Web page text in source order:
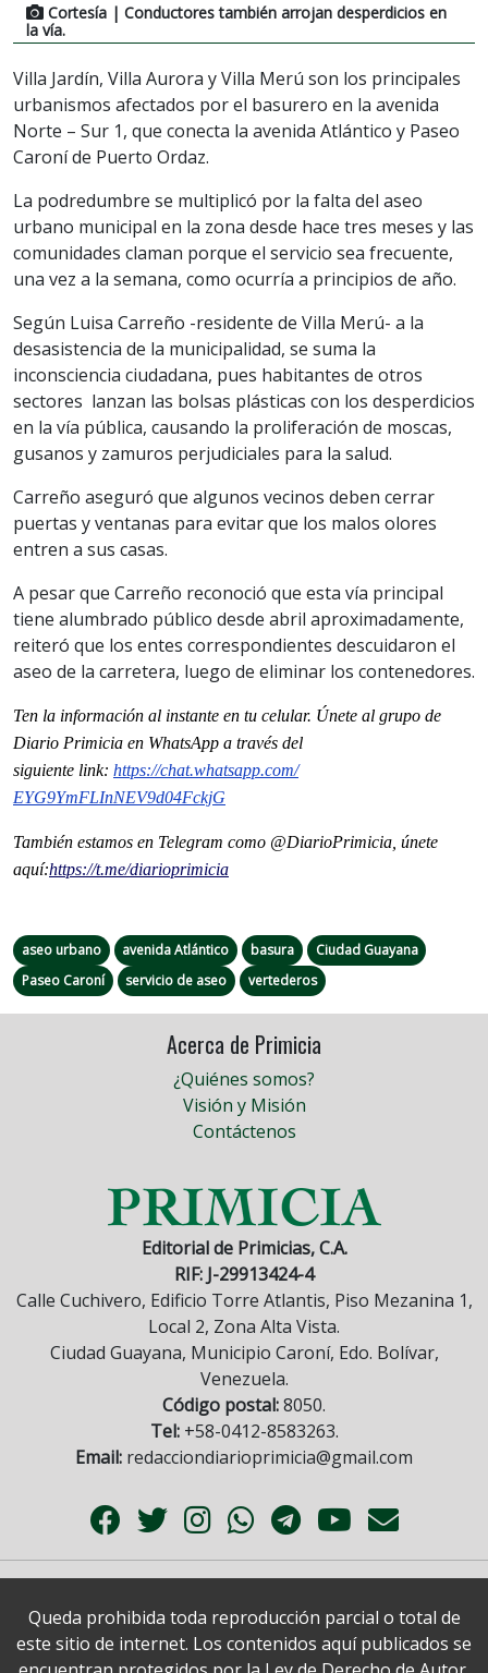
Cortesía | Conductores también arrojan desperdicios en
la vía.
Villa Jardín, Villa Aurora y Villa Merú son los principales
urbanismos afectados por el basurero en la avenida
Norte – Sur 1, que conecta la avenida Atlántico y Paseo
Caroní de Puerto Ordaz.
La podredumbre se multiplicó por la falta del aseo
urbano municipal en la zona desde hace tres meses y las
comunidades claman porque el servicio sea frecuente,
una vez a la semana, como ocurría a principios de año.
Según Luisa Carreño -residente de Villa Merú- a la
desasistencia de la municipalidad, se suma la
inconsciencia ciudadana, pues habitantes de otros
sectores lanzan las bolsas plásticas con los desperdicios
en la vía pública, causando la proliferación de moscas,
gusanos y zamuros perjudiciales para la salud.
Carreño aseguró que algunos vecinos deben cerrar
puertas y ventanas para evitar que los malos olores
entren a sus casas.
A pesar que Carreño reconoció que esta vía principal
tiene alumbrado público desde abril aproximadamente,
reiteró que los entes correspondientes descuidaron el
aseo de la carretera, luego de eliminar los contenedores.
Ten la información al instante en tu celular. Únete al grupo de
Diario Primicia en WhatsApp a través del
siguiente link: https://chat.whatsapp.com/
EYG9YmFLInNEV9d04FckjG
También estamos en Telegram como @DiarioPrimicia, únete
aquí:https://t.me/diarioprimicia
aseo urbano avenida Atlántico basura
Ciudad Guayana
Paseo Caroní
servicio de aseo vertederos
Acerca de Primicia
¿Quiénes somos?
Visión y Misión
Contáctenos
Editorial de Primicias, C.A.
RIF: J-29913424-4
Calle Cuchivero, Edificio Torre Atlantis, Piso Mezanina 1,
Local 2, Zona Alta Vista.
Ciudad Guayana, Municipio Caroní, Edo. Bolívar,
Venezuela.
Código postal:8050.
Tel:+58-0412-8583263.
Email: redacciondiarioprimicia@gmail.com
Queda prohibida toda reproducción parcial o total de
este sitio de internet. Los contenidos aquí publicados se